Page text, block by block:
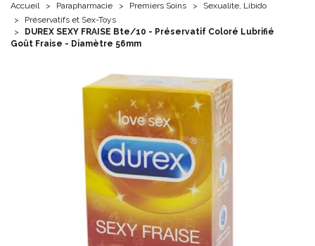
Accueil Parapharmacie Premiers Soins
Sexualite, Libido
Préservatifs et Sex-Toys
DUREX SEXY FRAISE Bte/10 - Préservatif Coloré Lubrifié
Goût Fraise - Diamètre 56mm